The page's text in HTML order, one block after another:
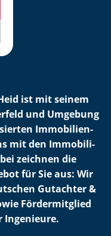
ist mit seinem
und Umgebung
Im­mo­bi­li­en­
mit den Im­mo­bi­li­
zeichnen die
für Sie aus: Wir
Gutachter &
Fördermitglied
Ingenieure.